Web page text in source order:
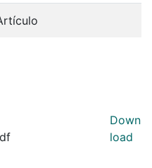
Down
load